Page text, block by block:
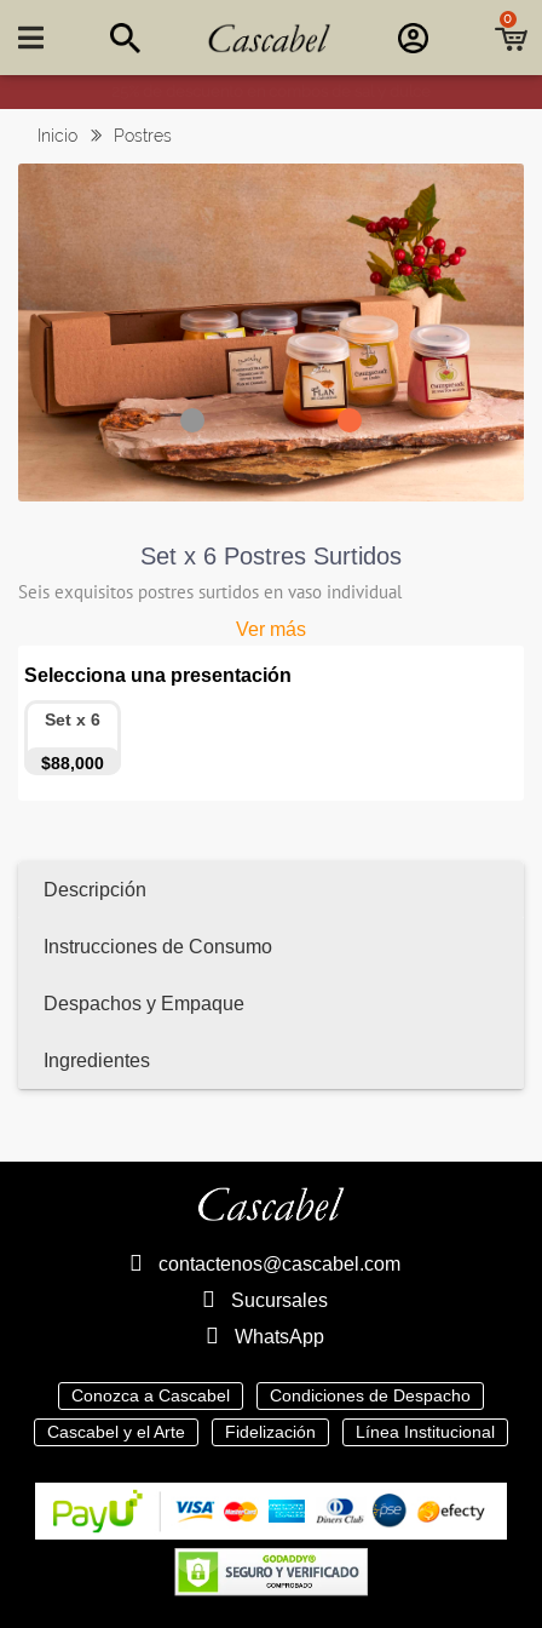

0
Inicio Postres
Set x 6 Postres Surtidos
Seis exquisitos postres surtidos en vaso individual
Ver más
Selecciona una presentación
Set x 6
$88,000
Descripción
Instrucciones de Consumo
Despachos y Empaque
Ingredientes
contactenos@cascabel.com
Sucursales
WhatsApp
Conozca a Cascabel
Condiciones de Despacho
Cascabel y el Arte
Fidelización Línea Institucional